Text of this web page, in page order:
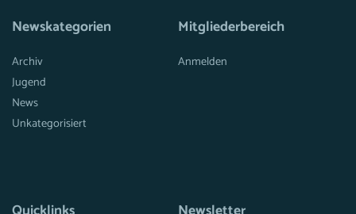
Newskategorien
Archiv
Jugend
News
Unkategorisiert
Mitgliederbereich
Anmelden